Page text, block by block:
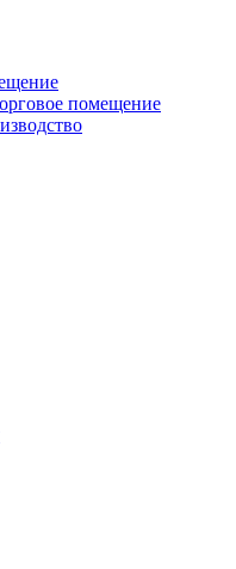
помещение